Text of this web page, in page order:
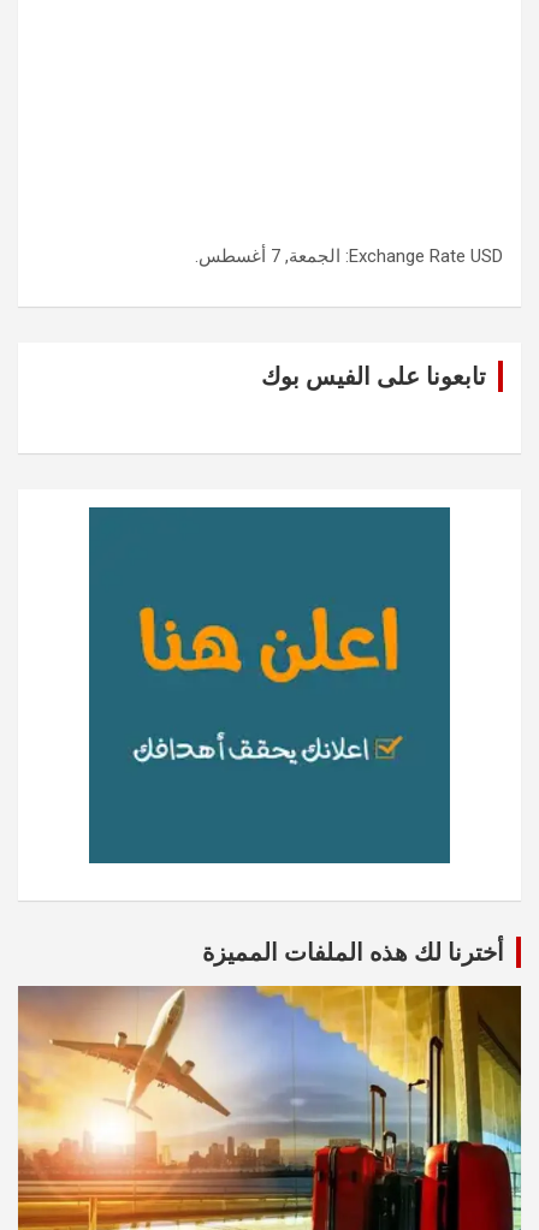
Exchange Rate USD : الجمعة, 7 أغسطس.
تابعونا على الفيس بوك
أخترنا لك هذه الملفات المميزة